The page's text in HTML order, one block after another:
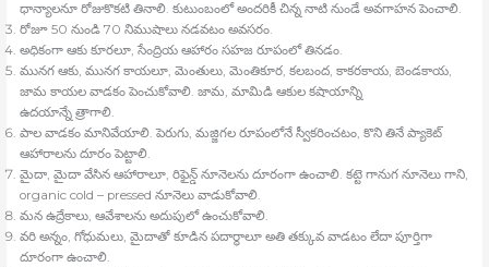
ధాన్యాలనూ రోజుకొకటి తినాలి. కుటుంబంలో అందరికీ చిన్న నాటి నుండే అవగాహన పెంచాలి.
రోజూ 50 నుండి 70 నిముషాలు నడవటం అవసరం.
అధికంగా ఆకు కూరలూ, సేంద్రియ ఆహారం సహజ రూపంలో తినడం.
మునగ ఆకు, మునగ కాయలూ, మెంతులు, మెంతికూర, కలబంద, కాకరకాయ, బెండకాయ,
జామ కాయల వాడకం పెంచుకోవాలి. జామ, మామిడి ఆకుల కషాయాన్ని
ఉదయాన్నే త్రాగాలి.
పాల వాడకం మానివేయాలి. పెరుగు, మజ్జిగల రూపంలోనే స్వీకరించటం, కొని తినే ప్యాకెట్‍
ఆహారాలను దూరం పెట్టాలి.
మైదా, మైదా వేసిన ఆహారాలూ, రిఫైన్డ్ నూనెలను దూరంగా ఉంచాలి. కట్టె గానుగ నూనెలు గాని,
organic cold – pressed నూనెలు వాడుకోవాలి.
మన ఉద్రేకాలు, ఆవేశాలను అదుపులో ఉంచుకోవాలి.
వరి అన్నం, గోధుమలు, మైదాతో కూడిన పదార్థాలూ అతి తక్కువ వాడటం లేదా పూర్తిగా
దూరంగా ఉంచాలి.